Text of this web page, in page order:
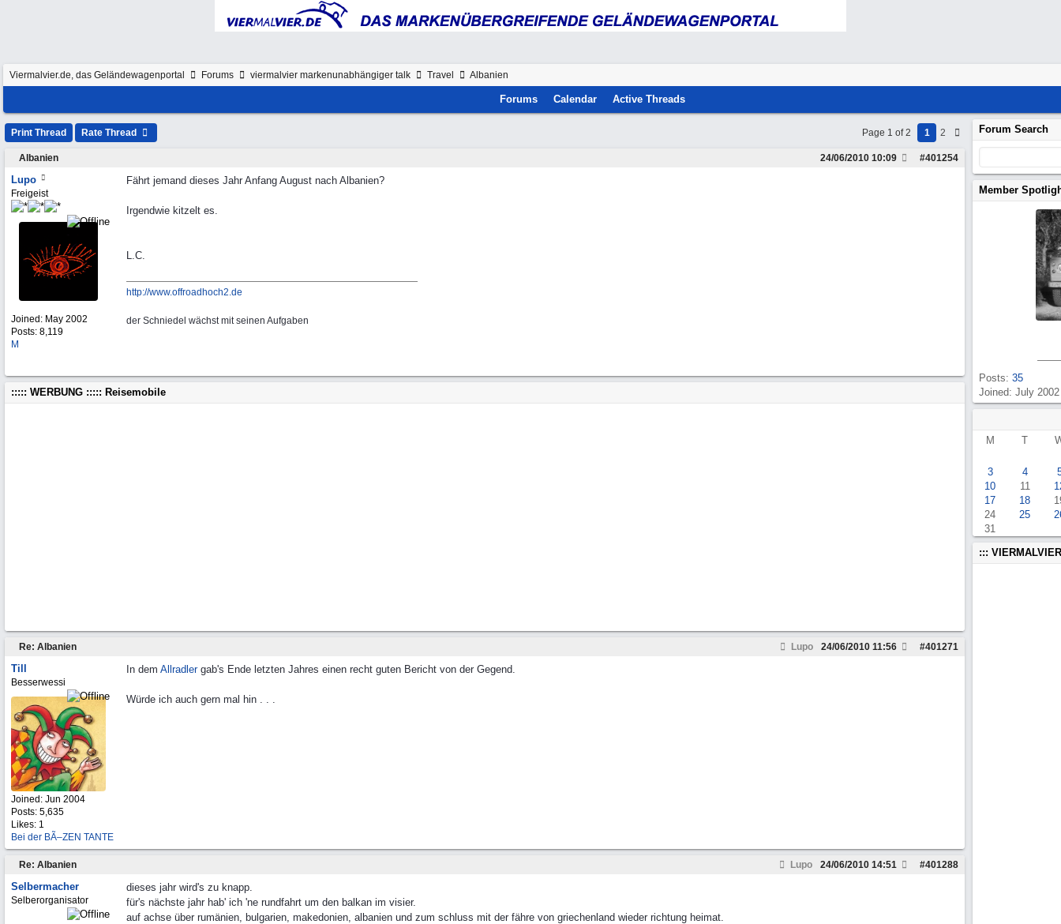
Viermalvier.de, das Geländewagenportal Forums viermalvier markenunabhängiger talk Travel Albanien
Forums Calendar Active Threads
Print Thread Rate Thread Page 1 of 2 1 2
Albanien #401254
24/06/2010 10:09
Lupo
Freigeist
Joined: May 2002
Posts: 8,119
M
Fährt jemand dieses Jahr Anfang August nach Albanien?
Irgendwie kitzelt es.
L.C.
http://www.offroadhoch2.de
der Schniedel wächst mit seinen Aufgaben
::::: WERBUNG ::::: Reisemobile
Re: Albanien Lupo #401271
24/06/2010 11:56
Till
Besserwessi
Joined: Jun 2004
Posts: 5,635
Likes: 1
Bei der BÃ–ZEN TANTE
In dem Allradlergab's Ende letzten Jahres einen recht guten Bericht von der Gegend.
Würde ich auch gern mal hin . . .
Re: Albanien Lupo #401288
24/06/2010 14:51
Selbermacher
Selberorganisator
dieses jahr wird's zu knapp.
für's nächste jahr hab' ich 'ne rundfahrt um den balkan im visier.
auf achse über rumänien, bulgarien, makedonien, albanien und zum schluss mit der fähre von griechenland wieder richtung heimat.
Forum Search
Member
Posts: 35
Joined: July 2002
M T
3 4
10
11
17
18
24
25
31
:::